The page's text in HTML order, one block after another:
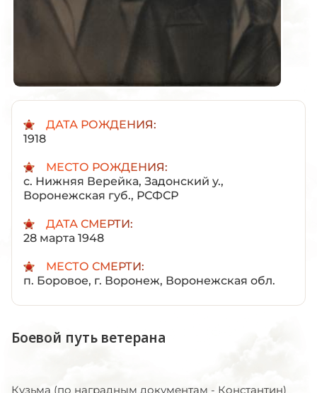
ДАТА РОЖДЕНИЯ:
1918
МЕСТО РОЖДЕНИЯ:
с. Нижняя Верейка, Задонский у.,
Воронежская губ., РСФСР
ДАТА СМЕРТИ:
28 марта 1948
МЕСТО СМЕРТИ:
п. Боровое, г. Воронеж, Воронежская обл.
Боевой путь ветерана
Кузьма (по наградным документам - Константин)